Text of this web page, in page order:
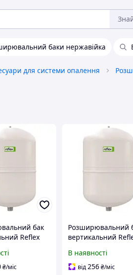
баки нержавійка
для системи опалення
бак
Reflex
₴/міс
Розширювальний
вертикальний
(7260107)
В наявності
від256₴/міс